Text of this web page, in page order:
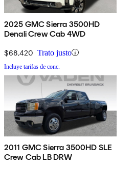
2025 GMC Sierra 3500HD
Denali Crew Cab 4WD
$68,420 Trato justo
Incluye tarifas de conc.
2011 GMC Sierra 3500HD SLE
Crew Cab LB DRW